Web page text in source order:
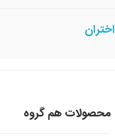
اختران
محصولات هم گروه